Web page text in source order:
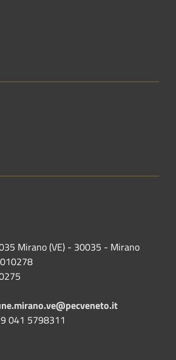
Mirano (VE) - 30035 - Mirano
041 5798311